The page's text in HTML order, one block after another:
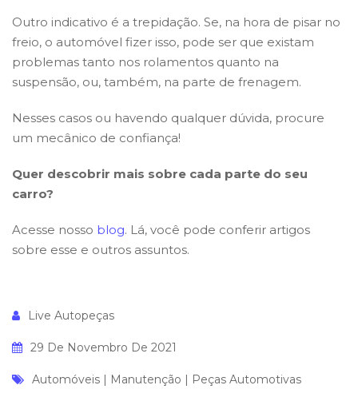
Outro indicativo é a trepidação. Se, na hora de pisar no
freio, o automóvel fizer isso, pode ser que existam
problemas tanto nos rolamentos quanto na
suspensão, ou, também, na parte de frenagem.
Nesses casos ou havendo qualquer dúvida, procure
um mecânico de confiança!
Quer descobrir mais sobre cada parte do seu
carro?
Acesse nosso blog. Lá, você pode conferir artigos
sobre esse e outros assuntos.
Live Autopeças
29 De Novembro De 2021
Automóveis | Manutenção | Peças Automotivas